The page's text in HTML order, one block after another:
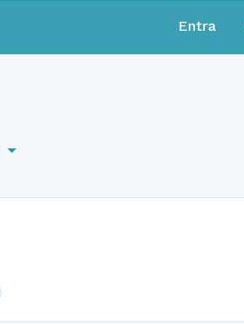
Entra